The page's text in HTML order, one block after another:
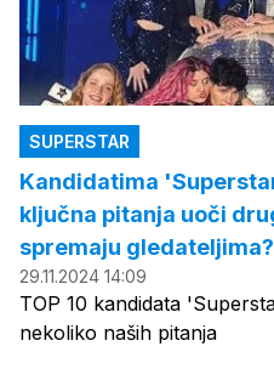
SUPERSTAR
Kandidatima
ključna pitanja uoči
spremaju gledateljima?
29.11.2024 14:09
TOP 10 kandidata
nekoliko naših pitanja